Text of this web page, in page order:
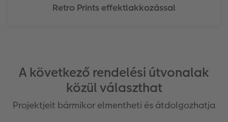
Retro Prints effektlakkozással
A következő rendelési útvonalak
közül választhat
Projektjeit bármikor elmentheti és átdolgozhatja